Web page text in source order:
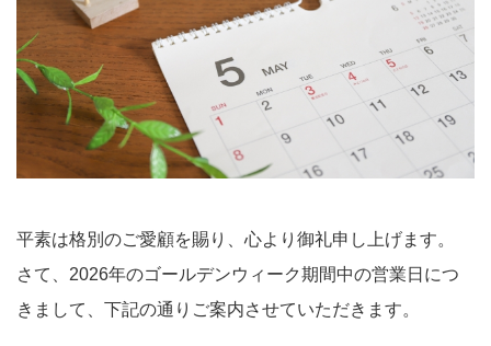
平素は格別のご愛顧を賜り、心より御礼申し上げます。
さて、2026年のゴールデンウィーク期間中の営業日につ
きまして、下記の通りご案内させていただきます。